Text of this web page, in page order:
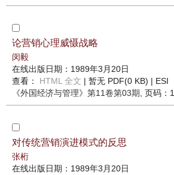
论营销心理威慑战略
闵毅
在线出版日期：1989年3月20日
查看： HTML 全文 | 暂无 PDF(0 KB) | ESI
《外国经济与管理》 第11卷第03期 , 页码
对传统营销演进模式的反思
张桁
在线出版日期：1989年3月20日